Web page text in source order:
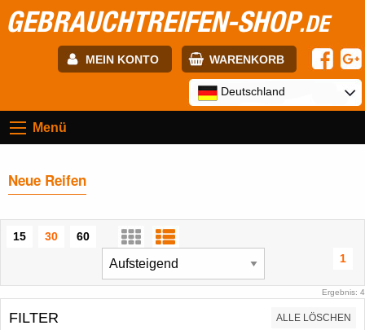
GEBRAUCHTREIFEN-SHOP.DE
MEIN KONTO WARENKORB
Passwort:
Deutschland
Menü
Neue Reifen
15 30
60
1
Ergebnis: 4
FILTER ALLE LÖSCHEN